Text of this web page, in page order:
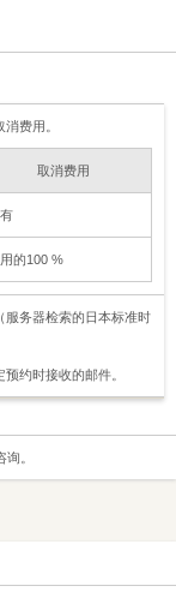
费用。
取消费用
的100 %
务器检索的日本标准时
约时接收的邮件。
。